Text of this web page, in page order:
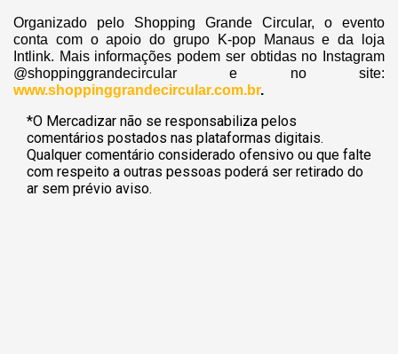
Organizado pelo Shopping Grande Circular, o evento
conta com o apoio do grupo K-pop Manaus e da loja
Intlink. Mais informações podem ser obtidas no Instagram
@shoppinggrandecircular e no site:
www.shoppinggrandecircular.com.br.
*O Mercadizar não se responsabiliza pelos
comentários postados nas plataformas digitais.
Qualquer comentário considerado ofensivo ou que falte
com respeito a outras pessoas poderá ser retirado do
ar sem prévio aviso.